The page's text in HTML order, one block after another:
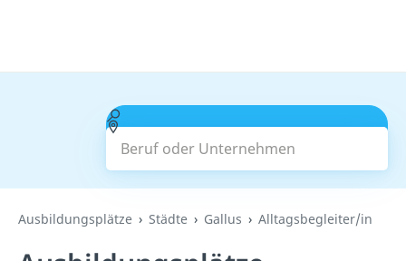
Beruf oder Unternehmen
Suchen
Ausbildungsplätze Städte Gallus Alltagsbegleiter/in